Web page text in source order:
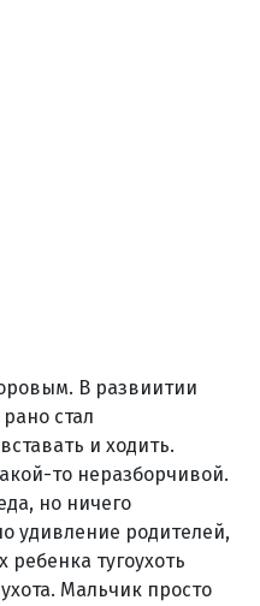
В развиитии
стал
и ходить.
то неразборчивой.
но ничего
удивление родителей,
ребенка тугоухоть
Мальчик просто